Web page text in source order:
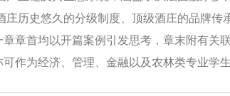
庄历史悠久的分级制度、顶级酒庄的品牌
章首均以开篇案例引发思考，章末附有关
作为经济、管理、金融以及农林类专业学